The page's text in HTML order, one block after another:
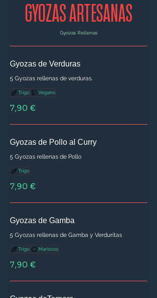
GYOZAS ARTESANAS
Gyozas Rellenas
Gyozas de Verduras
5 Gyozas rellenas de verduras.
7,90 €
Trigo Vegano
Gyozas de Pollo al Curry
5 Gyozas rellenas de Pollo
7,90 €
Trigo
Gyozas de Gamba
5 Gyozas rellenas de Gamba y Verduritas
7,90 €
Trigo Mariscos